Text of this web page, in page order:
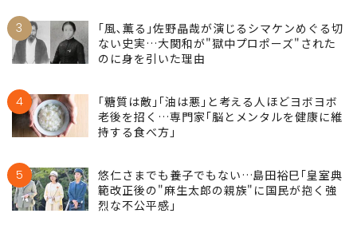
3
｢風､薫る｣佐野晶哉が演じるシマケンめぐる切
ない史実…大関和が"獄中プロポーズ"された
のに身を引いた理由
4
｢糖質は敵｣｢油は悪｣と考える人ほどヨボヨボ
老後を招く…専門家｢脳とメンタルを健康に維
持する食べ方｣
5
悠仁さまでも養子でもない…島田裕巳｢皇室典
範改正後の"麻生太郎の親族"に国民が抱く強
烈な不公平感｣